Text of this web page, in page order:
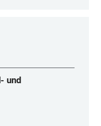
und